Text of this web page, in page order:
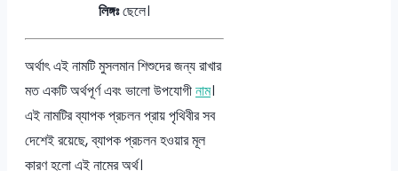
লিঙ্গঃছেলে।
অর্থাৎ এই নামটি মুসলমান শিশুদের জন্য রাখার
মত একটি অর্থপূর্ণ এবং ভালো উপযোগীনাম।
এই নামটির ব্যাপক প্রচলন প্রায় পৃথিবীর সব
দেশেই রয়েছে, ব্যাপক প্রচলন হওয়ার মূল
কারণ হলো এই নামের অর্থ।